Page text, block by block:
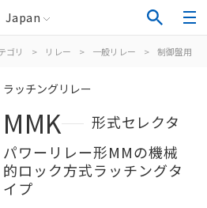
Japan
ゴリ > リレー > 一般リレー > 制御盤用
ラッチングリレー
MMK
形式セレクタ
パワーリレー形MMの機械
的ロック方式ラッチングタ
イプ